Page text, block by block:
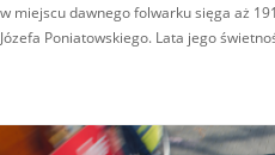
w miejscu dawnego folwarku sięga aż
Józefa Poniatowskiego. Lata jego